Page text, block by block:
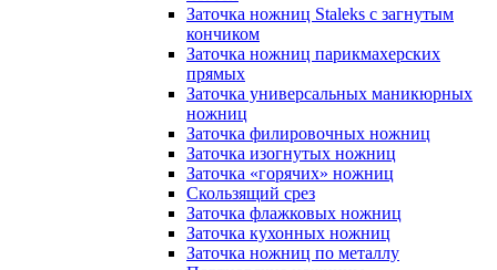
Заточка ножниц Staleks с загнутым
кончиком
Заточка ножниц парикмахерских
прямых
Заточка универсальных маникюрных
ножниц
Заточка филировочных ножниц
Заточка изогнутых ножниц
Заточка «горячих» ножниц
Скользящий срез
Заточка флажковых ножниц
Заточка кухонных ножниц
Заточка ножниц по металлу